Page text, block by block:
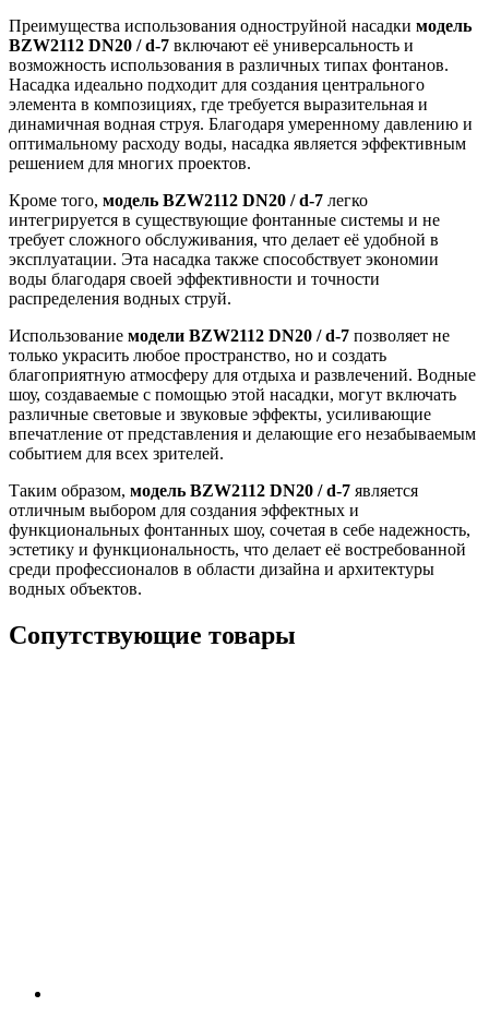
Преимущества использования одноструйной насадки модель
BZW2112 DN20 / d-7 включают её универсальность и
возможность использования в различных типах фонтанов.
Насадка идеально подходит для создания центрального
элемента в композициях, где требуется выразительная и
динамичная водная струя. Благодаря умеренному давлению и
оптимальному расходу воды, насадка является эффективным
решением для многих проектов.
Кроме того, модель BZW2112 DN20 / d-7 легко
интегрируется в существующие фонтанные системы и не
требует сложного обслуживания, что делает её удобной в
эксплуатации. Эта насадка также способствует экономии
воды благодаря своей эффективности и точности
распределения водных струй.
Использование модели BZW2112 DN20 / d-7 позволяет не
только украсить любое пространство, но и создать
благоприятную атмосферу для отдыха и развлечений. Водные
шоу, создаваемые с помощью этой насадки, могут включать
различные световые и звуковые эффекты, усиливающие
впечатление от представления и делающие его незабываемым
событием для всех зрителей.
Таким образом, модель BZW2112 DN20 / d-7 является
отличным выбором для создания эффектных и
функциональных фонтанных шоу, сочетая в себе надежность,
эстетику и функциональность, что делает её востребованной
среди профессионалов в области дизайна и архитектуры
водных объектов.
Сопутствующие товары